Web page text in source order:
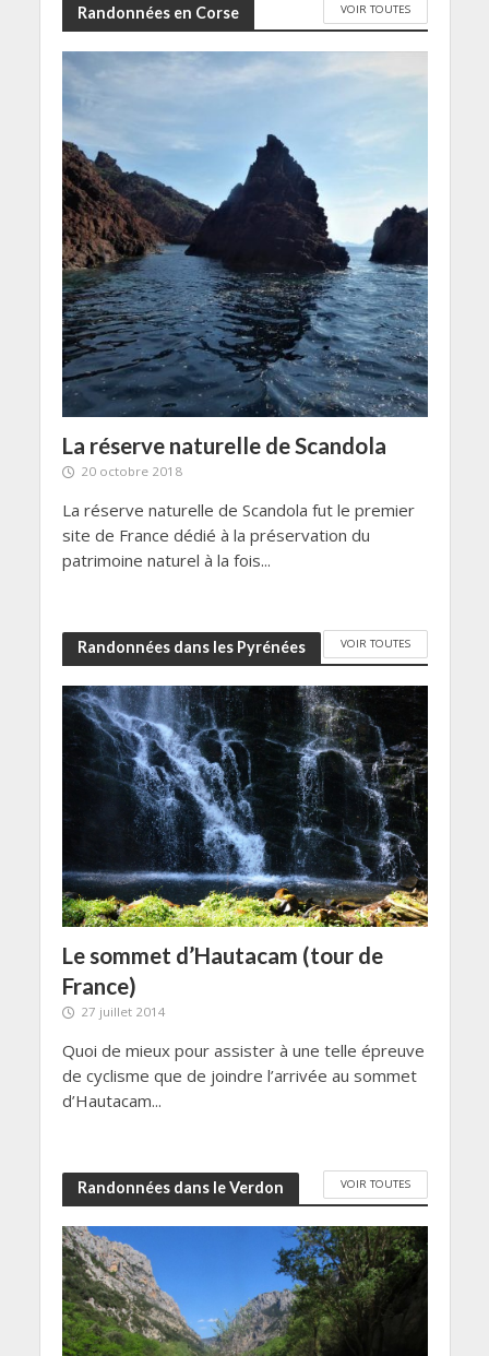
Randonnées en Corse VOIR TOUTES
La réserve naturelle de Scandola
20 octobre 2018
La réserve naturelle de Scandola fut le premier
site de France dédié à la préservation du
patrimoine naturel à la fois...
Randonnées dans les Pyrénées VOIR TOUTES
Le sommet d’Hautacam (tour de
France)
27 juillet 2014
Quoi de mieux pour assister à une telle épreuve
de cyclisme que de joindre l’arrivée au sommet
d’Hautacam...
Randonnées dans le Verdon VOIR TOUTES